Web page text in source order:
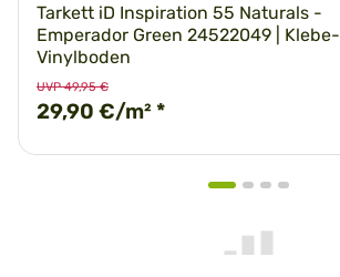
Tarkett iD Inspiration 55 Naturals -
Emperador Green 24522049 | Klebe-
Vinylboden
UVP 49,95 €
29,90 €/m² *